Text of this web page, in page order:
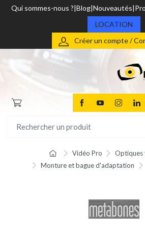
Qui sommes-nous ? Blog Nouveautés
LOCATION
Créer un compte /
Vidéo Pro
Optiques
Monture et bague d'adaptation